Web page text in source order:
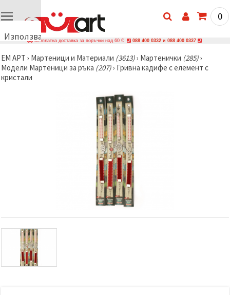
Използваме
🍪
Използваме
бисквитки
показваме
релевантно
съдържание
и реклами,
включително
с помощта
0
Безплатна доставка за поръчки над 60 € 088 400 0332 и 088 400 0337
ЕМ АРТ › Мартеници и Материали (3613)› Мартенички (285)›
Модели Мартеници за ръка (207)› Гривна кадифе с елемент с
кристали